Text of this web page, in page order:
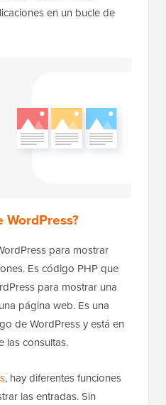
en un bucle de
WordPress?
para mostrar
Es código PHP que
para mostrar una
página web. Es una
de WordPress y está en
las consultas.
, hay diferentes funciones
las entradas. Sin